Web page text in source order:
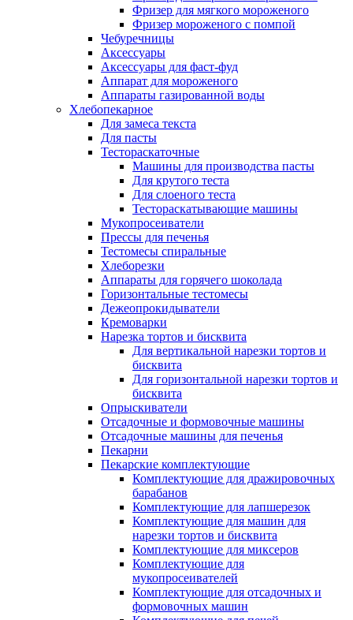
Фризер для мягкого мороженого
Фризер мороженого с помпой
Чебуречницы
Аксессуары
Аксессуары для фаст-фуд
Аппарат для мороженого
Аппараты газированной воды
Хлебопекарное
Для замеса текста
Для пасты
Тестораскаточные
Машины для производства пасты
Для крутого теста
Для слоеного теста
Тестораскатывающие машины
Мукопросеиватели
Прессы для печенья
Тестомесы спиральные
Хлеборезки
Аппараты для горячего шоколада
Горизонтальные тестомесы
Дежеопрокидыватели
Кремоварки
Нарезка тортов и бисквита
Для вертикальной нарезки тортов и
бисквита
Для горизонтальной нарезки тортов и
бисквита
Опрыскиватели
Отсадочные и формовочные машины
Отсадочные машины для печенья
Пекарни
Пекарские комплектующие
Комплектующие для дражировочных
барабанов
Комплектующие для лапшерезок
Комплектующие для машин для
нарезки тортов и бисквита
Комплектующие для миксеров
Комплектующие для
мукопросеивателей
Комплектующие для отсадочных и
формовочных машин